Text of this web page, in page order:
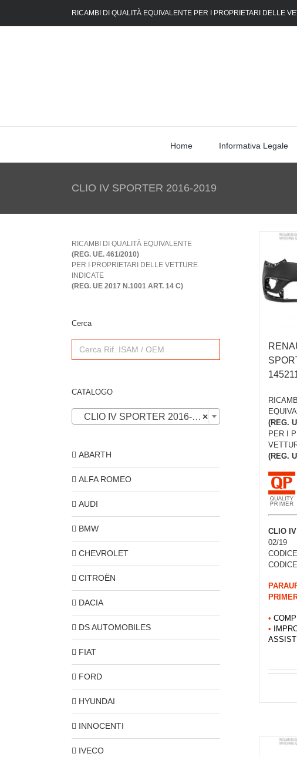
RICAMBI DI QUALITÀ EQUIVALENTE PER I PROPRIETARI DELLE
Home Informativa Legale
CLIO IV SPORTER 2016-2019
(REG.
PER I
(REG.
CLIO IV
02/19
•
•
ASSIST
RICAMBI DI QUALITÀ EQUIVALENTE
(REG. UE. 461/2010)
PER I PROPRIETARI DELLE VETTURE
INDICATE
(REG. UE 2017 N.1001 ART. 14 C)
Cerca
Search
for:
CATALOGO
×
CLIO IV SPORTER 2016-2019
ABARTH
ALFA ROMEO
AUDI
BMW
CHEVROLET
CITROËN
DACIA
DS AUTOMOBILES
FIAT
FORD
HYUNDAI
INNOCENTI
IVECO